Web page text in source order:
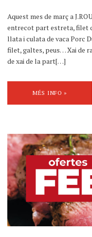
Aquest mes de març a
entrecot part estreta, filet
llata i culata de vaca Porc
filet, galtes, peus… Xai de
de xai de la part[…]
MÉS INFO »